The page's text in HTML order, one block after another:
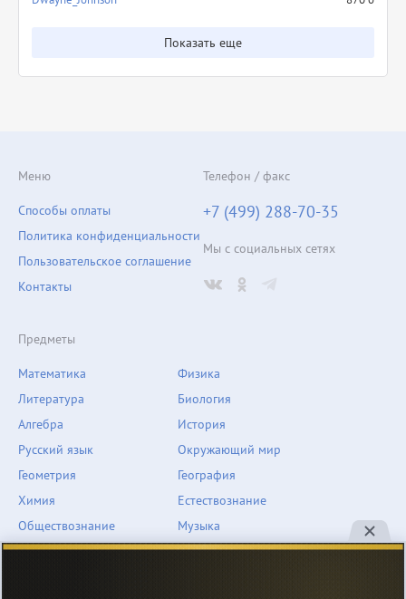
Показать еще
Предметы
Математика
Литература
Алгебра
Русский язык
Геометрия
Химия
Физика
Биология
История
Окружающий мир
География
Естествознание
Обществознание
Английский язык
Музыка
ОБЖ
Меню
Способы оплаты
Политика конфиденциальности
Пользовательское соглашение
Контакты
Телефон / факс
+7 (499) 288-70-35
Мы с социальных сетях